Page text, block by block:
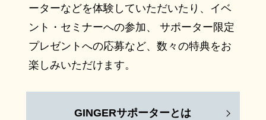
ーターなどを体験していただいたり、イベ
ント・セミナーへの参加、 サポーター限定
プレゼントへの応募など、数々の特典をお
楽しみいただけます。
GINGERサポーターとは